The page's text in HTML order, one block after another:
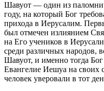
Шавуот — один из
году, на который Бог
прихода в Иерусалим.
был отмечен излиянием
на Его учеников в
среди различных народов,
Шавуот, и именно тогда
Евангелие Иешуа на своих
человек уверовали в тот